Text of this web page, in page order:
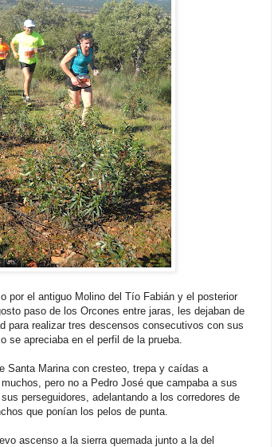
por el antiguo Molino del Tío Fabián y el posterior
paso de los Orcones entre jaras, les dejaban de
para realizar tres descensos consecutivos con sus
se apreciaba en el perfil de la prueba.
Santa Marina con cresteo, trepa y caídas a
pero no a Pedro José que campaba a sus
perseguidores, adelantando a los corredores de
que ponían los pelos de punta.
ascenso a la sierra quemada junto a la del